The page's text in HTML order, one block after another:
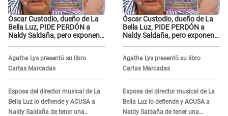
Óscar Custodio, dueño de La
Bella Luz, PIDE PERDÓN a
Naldy Saldaña, pero exponen
grabar"
Agatha Lys presentó su libro
Cartas Marcadas
Esposa del director musical de La
Bella Luz lo defiende y ACUSA a
Naldy Saldaña de tener una
Óscar Custodio, dueño de La
Bella Luz, PIDE PERDÓN a
Naldy Saldaña, pero exponen
grabar"
Agatha Lys presentó su libro
Cartas Marcadas
Esposa del director musical de La
Bella Luz lo defiende y ACUSA a
Naldy Saldaña de tener una